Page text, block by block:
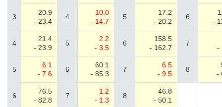
3
20.9
- 23.4
4
10.0
- 14.7
5
17.2
- 20.2
6
-
4
21.4
- 23.9
5
2.2
- 3.5
6
158.5
- 162.7
7
-
5
6.1
- 7.6
6
60.1
- 85.3
7
6.5
- 9.5
8
-
6
76.5
- 82.8
7
1.2
- 1.3
8
46.8
- 50.1